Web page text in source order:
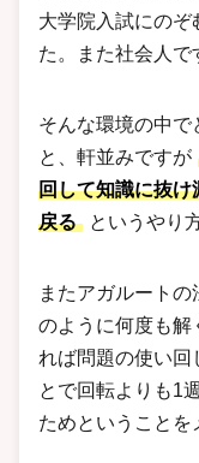
大学院入試にのぞ
た。また社会人で
そんな環境の中で
と、軒並みですが
回して知識に抜け
戻る
というやり
またアガルート
のように何度も解
れば問題の使い回
とで回転よりも1
ためということを